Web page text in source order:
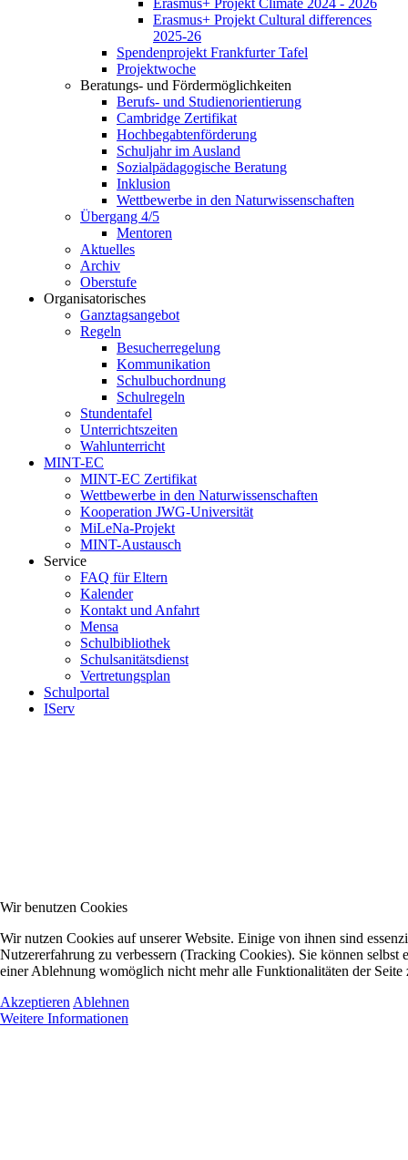
Erasmus+ Projekt Cultural differences
2025-26
Spendenprojekt Frankfurter Tafel
Projektwoche
Beratungs- und Fördermöglichkeiten
Berufs- und Studienorientierung
Cambridge Zertifikat
Hochbegabtenförderung
Schuljahr im Ausland
Sozialpädagogische Beratung
Inklusion
Wettbewerbe in den Naturwissenschaften
Übergang 4/5
Mentoren
Aktuelles
Archiv
Oberstufe
Organisatorisches
Ganztagsangebot
Regeln
Besucherregelung
Kommunikation
Schulbuchordnung
Schulregeln
Stundentafel
Unterrichtszeiten
Wahlunterricht
MINT-EC
MINT-EC Zertifikat
Wettbewerbe in den Naturwissenschaften
Kooperation JWG-Universität
MiLeNa-Projekt
MINT-Austausch
Service
FAQ für Eltern
Kalender
Kontakt und Anfahrt
Mensa
Schulbibliothek
Schulsanitätsdienst
Vertretungsplan
Schulportal
IServ
Wir benutzen Cookies
Wir nutzen Cookies auf unserer Website. Einige von ihnen sind
Nutzererfahrung zu verbessern (Tracking Cookies). Sie können selbst
einer Ablehnung womöglich nicht mehr alle Funktionalitäten der Seite
Akzeptieren Ablehnen
Weitere Informationen